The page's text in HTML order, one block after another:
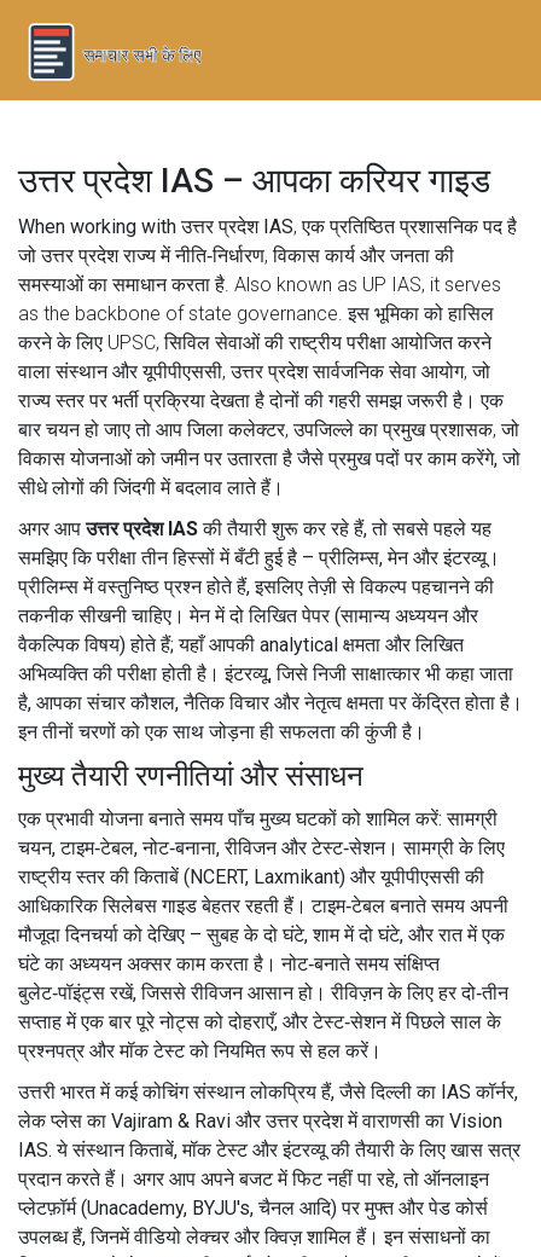
उत्तर प्रदेश IAS – आपका करियर गाइड
When working withउत्तर प्रदेश IAS,एक प्रतिष्ठित प्रशासनिक पद है
जो उत्तर प्रदेश राज्य में नीति‑निर्धारण, विकास कार्य और जनता की
समस्याओं का समाधान करता है . Also known as UP IAS, it serves
as the backbone of state governance. इस भूमिका को हासिल
करने के लिए UPSC,सिविल सेवाओं की राष्ट्रीय परीक्षा आयोजित करने
वाला संस्थानऔरयूपीपीएससी,उत्तर प्रदेश सार्वजनिक सेवा आयोग, जो
राज्य स्तर पर भर्ती प्रक्रिया देखता हैदोनों की गहरी समझ जरूरी है। एक
बार चयन हो जाए तो आपजिला कलेक्टर,उपजिल्ले का प्रमुख प्रशासक, जो
विकास योजनाओं को जमीन पर उतारता हैजैसे प्रमुख पदों पर काम करेंगे, जो
सीधे लोगों की जिंदगी में बदलाव लाते हैं।
अगर आपउत्तर प्रदेश IASकी तैयारी शुरू कर रहे हैं, तो सबसे पहले यह
समझिए कि परीक्षा तीन हिस्सों में बँटी हुई है – प्रीलिम्स, मेन और इंटरव्यू।
प्रीलिम्स में वस्तुनिष्ठ प्रश्न होते हैं, इसलिए तेज़ी से विकल्प पहचानने की
तकनीक सीखनी चाहिए। मेन में दो लिखित पेपर (सामान्य अध्ययन और
वैकल्पिक विषय) होते हैं; यहाँ आपकी analytical क्षमता और लिखित
अभिव्यक्ति की परीक्षा होती है। इंटरव्यू, जिसे निजी साक्षात्कार भी कहा जाता
है, आपका संचार कौशल, नैतिक विचार और नेतृत्व क्षमता पर केंद्रित होता है।
इन तीनों चरणों को एक साथ जोड़ना ही सफलता की कुंजी है।
मुख्य तैयारी रणनीतियां और संसाधन
एक प्रभावी योजना बनाते समय पाँच मुख्य घटकों को शामिल करें: सामग्री
चयन, टाइम‑टेबल, नोट‑बनाना, रीविजन और टेस्ट‑सेशन। सामग्री के लिए
राष्ट्रीय स्तर की किताबें (NCERT, Laxmikant) और यूपीपीएससी की
आधिकारिक सिलेबस गाइड बेहतर रहती हैं। टाइम‑टेबल बनाते समय अपनी
मौजूदा दिनचर्या को देखिए – सुबह के दो घंटे, शाम में दो घंटे, और रात में एक
घंटे का अध्ययन अक्सर काम करता है। नोट‑बनाते समय संक्षिप्त
बुलेट‑पॉइंट्स रखें, जिससे रीविजन आसान हो। रीविज़न के लिए हर दो‑तीन
सप्ताह में एक बार पूरे नोट्स को दोहराएँ, और टेस्ट‑सेशन में पिछले साल के
प्रश्नपत्र और मॉक टेस्ट को नियमित रूप से हल करें।
उत्तरी भारत में कई कोचिंग संस्थान लोकप्रिय हैं, जैसे दिल्ली का IAS कॉर्नर,
लेक प्लेस का Vajiram & Ravi और उत्तर प्रदेश में वाराणसी का Vision
IAS. ये संस्थान किताबें, मॉक टेस्ट और इंटरव्यू की तैयारी के लिए खास सत्र
प्रदान करते हैं। अगर आप अपने बजट में फिट नहीं पा रहे, तो ऑनलाइन
प्लेटफ़ॉर्म (Unacademy, BYJU's, चैनल आदि) पर मुफ्त और पेड कोर्स
उपलब्ध हैं, जिनमें वीडियो लेक्चर और क्विज़ शामिल हैं। इन संसाधनों का